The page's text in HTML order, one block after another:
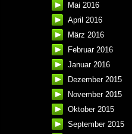
Mai 2016
April 2016
März 2016
Februar 2016
Januar 2016
Dezember 2015
November 2015
Oktober 2015
September 2015